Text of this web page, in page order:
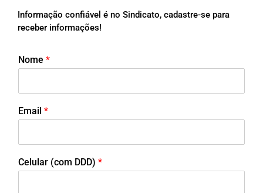
Informação confiável é no Sindicato, cadastre-se para
receber informações!
Nome *
Email *
Celular (com DDD) *